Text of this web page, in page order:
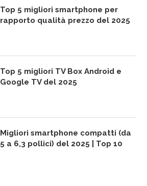
Top 5 migliori smartphone per
rapporto qualità prezzo del 2025
Top 5 migliori TV Box Android e
Google TV del 2025
Migliori smartphone compatti (da
5 a 6,3 pollici) del 2025 | Top 10